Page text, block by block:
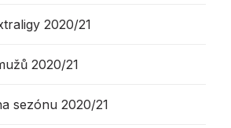
2020/21
2020/21
sezónu 2020/21